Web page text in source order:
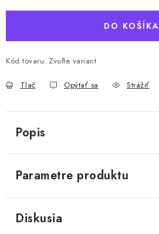
DO KOŠÍKA
Kód tovaru: Zvoľte variant
Tlač Opýtať sa Strážiť
Popis
Parametre produktu
Diskusia